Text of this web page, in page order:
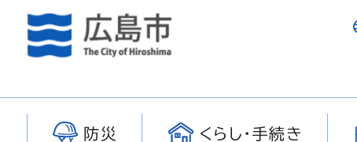
防災 くらし・手続き